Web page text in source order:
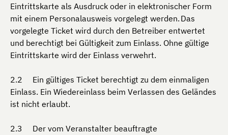
Eintrittskarte als Ausdruck oder in elektronischer Form
mit einem Personalausweis vorgelegt werden. Das
vorgelegte Ticket wird durch den Betreiber entwertet
und berechtigt bei Gültigkeit zum Einlass. Ohne gültige
Eintrittskarte wird der Einlass verwehrt.
Ein gültiges Ticket berechtigt zu dem einmaligen
Einlass. Ein Wiedereinlass beim Verlassen des Geländes
ist nicht erlaubt.
Der vom Veranstalter beauftragte